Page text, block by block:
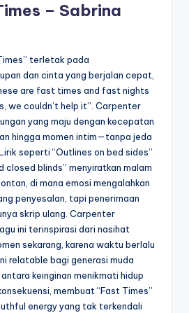
– Sabrina
terletak pada
dan cinta yang berjalan cepat,
are fast times and fast nights
we couldn’t help it”. Carpenter
yang maju dengan kecepatan
hingga momen intim—tanpa jeda
seperti “Outlines on bed sides”
closed blinds” menyiratkan malam
di mana emosi mengalahkan
penyesalan, tapi penerimaan
skrip ulang. Carpenter
ini terinspirasi dari nasihat
sekarang, karena waktu berlalu
relatable bagi generasi muda
keinginan menikmati hidup
membuat “Fast Times”
energy yang tak terkendali